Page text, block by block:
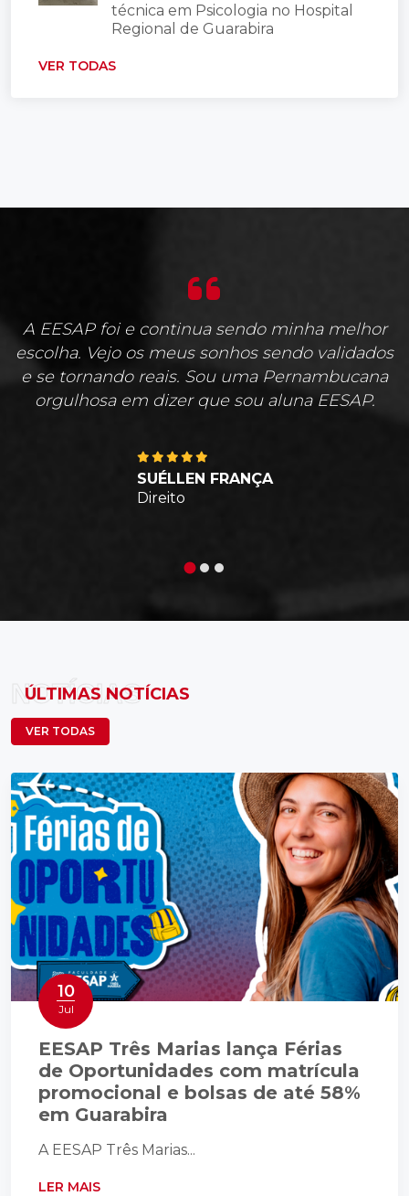
técnica em Psicologia no Hospital
Regional de Guarabira
VER TODAS
A EESAP foi e continua sendo minha melhor
escolha. Vejo os meus sonhos sendo validados
e se tornando reais. Sou uma Pernambucana
orgulhosa em dizer que sou aluna EESAP.
SUÉLLEN FRANÇA
Direito
ÚLTIMAS NOTÍCIAS
NOTÍCIAS
VER TODAS
10
Jul
EESAP Três Marias lança Férias
de Oportunidades com matrícula
promocional e bolsas de até 58%
em Guarabira
A EESAP Três Marias...
LER MAIS